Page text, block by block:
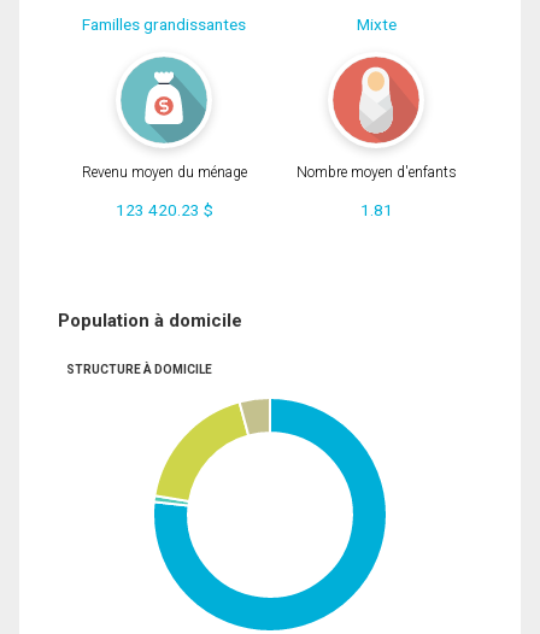
Familles grandissantes Mixte
Revenu moyen du ménage
123 420.23 $
Nombre moyen d'enfants
1.81
Population à domicile
STRUCTURE À DOMICILE